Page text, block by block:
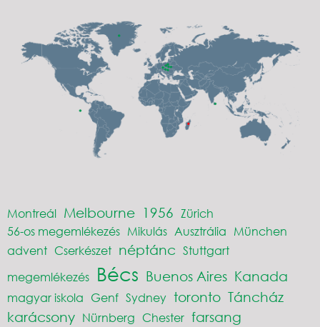
Montreál Melbourne 1956 Zürich
56-os megemlékezés Mikulás Ausztrália München
advent Cserkészet néptánc Stuttgart
megemlékezés Bécs Buenos Aires Kanada
magyar iskola Genf Sydney toronto Táncház
karácsony Nürnberg Chester farsang